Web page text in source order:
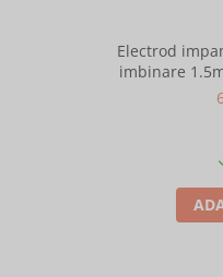
Electrod
imbinare